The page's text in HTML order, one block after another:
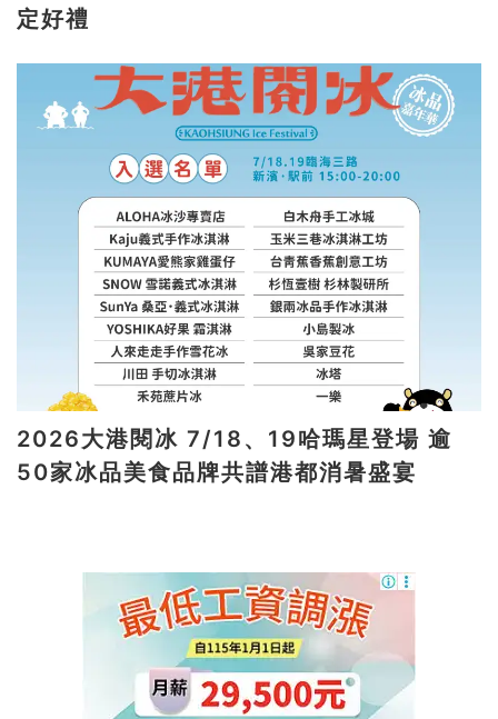
定好禮
2026大港閱冰 7/18、19哈瑪星登場 逾
50家冰品美食品牌共譜港都消暑盛宴